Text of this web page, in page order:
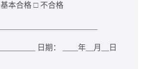
本合格 □ 不合格
日期： ____年__月__日